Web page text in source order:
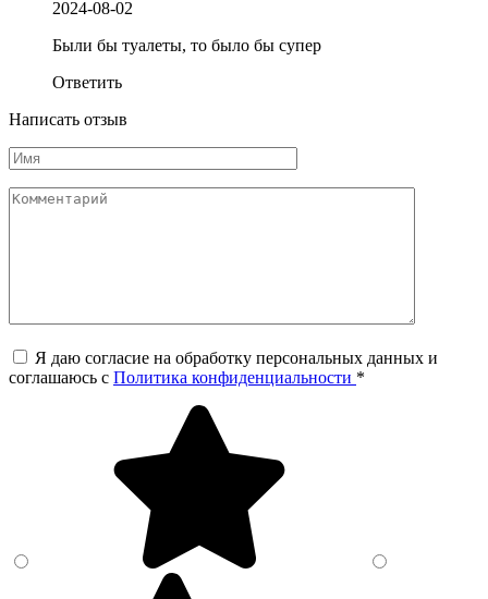
2024-08-02
Были бы туалеты, то было бы супер
Ответить
Написать отзыв
Я даю согласие на обработку персональных данных и
соглашаюсь c Политика конфиденциальности *